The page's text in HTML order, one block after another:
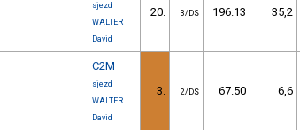
sjezd
WALTER
David
20. 3/DS 196.13 35,2
C2M
sjezd
WALTER
David
3. 2/DS 67.50 6,6